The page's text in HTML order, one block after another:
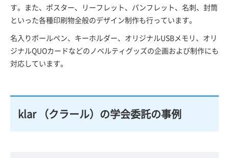
す。また、ポスター、リーフレット、パンフレット、名刺、封筒
といった各種印刷物全般のデザイン制作も行っています。
名入りボールペン、キーホルダー、オリジナルUSBメモリ、オリ
ジナルQUOカードなどのノベルティグッズの企画および制作にも
対応しています。
klar （クラール）の学会委託の事例